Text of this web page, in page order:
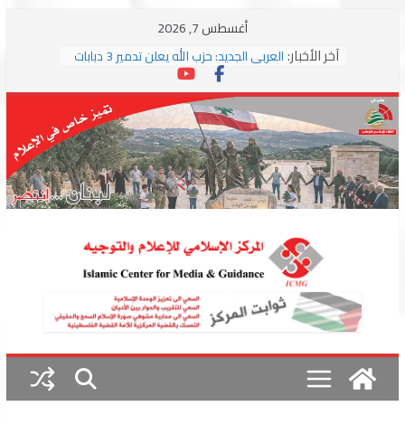
أغسطس 7, 2026
آخر الأخبار: العربي الجديد: حزب الله يعلن تدمير 3 دبابات
وسط اشتباكات مع جيش الاحتلال
ترامب: مذكرة التفاهم تمثل “استسلاما غير
مشروط” من جانب إيران
الجمهورية: إسرائيل إلى واشنطن بخريطة
احتلال جديدة ولبنان أمام اختبار التفاوض
بزشكيان وترامب يوقعان اتفاق إسلام آباد
تمهيداً لاستئناف المفاوضات
استهداف دراجة نارية على طريق العباسية